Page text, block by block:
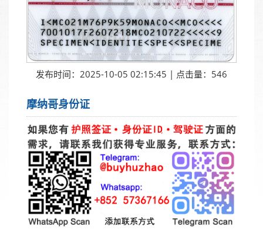
发布时间：2025-10-05 02:15:45 | 点击量：546
摩纳哥身份证